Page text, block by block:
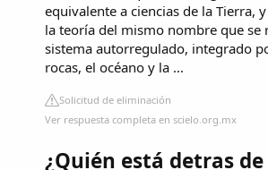
equivalente a ciencias de la Tierra,
la teoría del mismo nombre que se
sistema autorregulado, integrado
rocas, el océano y la ...
Solicitud de eliminación
Ver respuesta completa en scielo.org.mx
¿Quién está detras de